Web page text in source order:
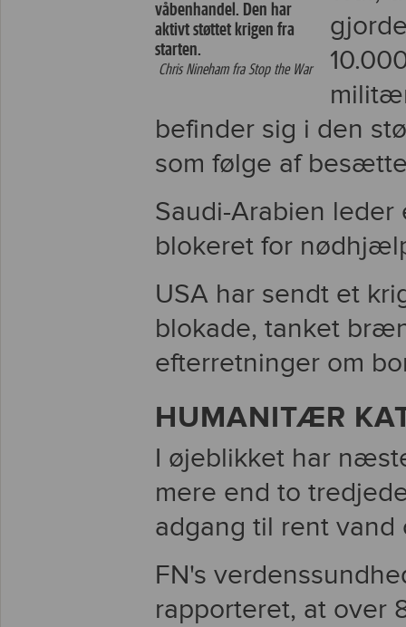
våbenhandel. Den har
aktivt støttet krigen fra
starten​.
Chris Nineham fra Stop the War
befinder sig i den
som følge af
Saudi-Arabien leder
blokeret for
USA har sendt et
blokade, tanket
efterretninger om
HUMANITÆR
I øjeblikket har
mere end to
adgang til rent
FN's
rapporteret, at over